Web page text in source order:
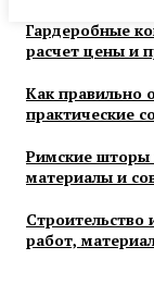
Гардеробные
расчет цены и
Как правильно
практические
Римские шторы
материалы и
Строительство
работ,